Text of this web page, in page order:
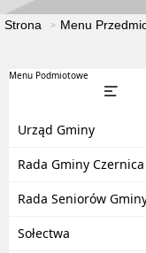
Strona Menu
Menu Podmiotowe
Urząd Gminy
Rada Gminy Czernica
Rada Seniorów
Sołectwa